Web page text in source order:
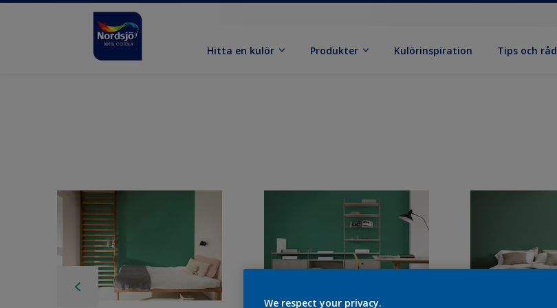
Hitta en kulör Produkter Kulörinspiration Tips och råd
We respect your privacy.